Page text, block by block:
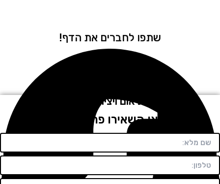
שתפו לחברים את הדף!
לתיאום ויצירת קשר
חייגו או השאירו פרטים בטופס!